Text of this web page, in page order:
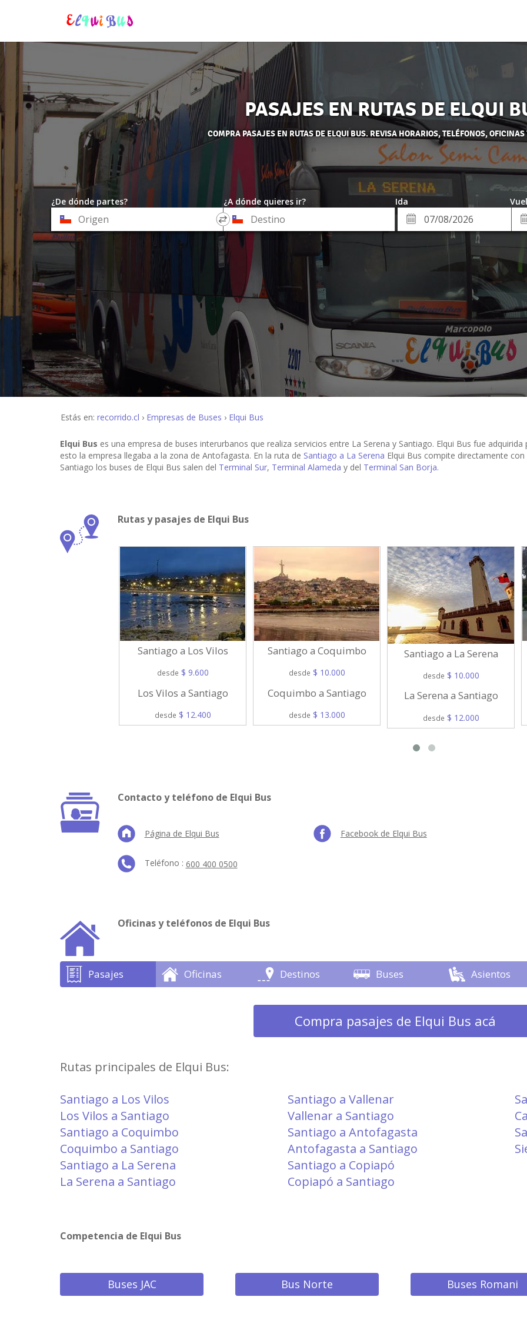
PASAJES EN RUTAS DE ELQUI
COMPRA PASAJES EN RUTAS DE ELQUI BUS. REVISA HORARIOS, TELÉFONOS,
¿De dónde partes? ¿A dónde quieres ir? Ida
Origen
*
Destino
Fecha
de
Estás en: recorrido.cl Empresas de Buses Elqui Bus
Elqui Bus es una empresa de buses interurbanos que realiza servicios entre La Serena y Santiago. Elqui Bus fue adquirida
esto la empresa llegaba a la zona de Antofagasta. En la ruta de Santiago a La Serena Elqui Bus compite directamente con
Santiago los buses de Elqui Bus salen del Terminal Sur, Terminal Alameda y del Terminal San Borja.
Rutas y pasajes de Elqui Bus
Santiago a Los Vilos
desde $ 9.600
Los Vilos a Santiago
desde $ 12.400
Santiago a Coquimbo
desde $ 10.000
Coquimbo a Santiago
desde $ 13.000
Santiago a La Serena
desde $ 10.000
La Serena a Santiago
desde $ 12.000
Contacto y teléfono de Elqui Bus
Página de Elqui Bus
Teléfono : 600 400 0500
Facebook de Elqui Bus
Oficinas y teléfonos de Elqui Bus
Pasajes Oficinas Destinos Buses Asientos
Compra pasajes de Elqui Bus acá
Rutas principales de Elqui Bus:
Santiago a Los Vilos
Los Vilos a Santiago
Santiago a Coquimbo
Coquimbo a Santiago
Santiago a La Serena
La Serena a Santiago
Santiago a Vallenar
Vallenar a Santiago
Santiago a Antofagasta
Antofagasta a Santiago
Santiago a Copiapó
Copiapó a Santiago
Competencia de Elqui Bus
Buses JAC Bus Norte Buses Romani